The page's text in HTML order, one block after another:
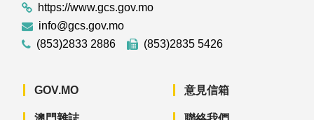
https://www.gcs.gov.mo
info@gcs.gov.mo
(853)2833 2886
(853)2835 5426
GOV.MO 意見信箱